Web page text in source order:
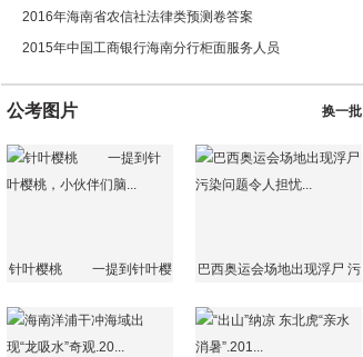
2016年海南省农信社法律类预测卷答案
2015年中国工商银行海南分行柜面服务人员
公考图片 换一批
针叶樱桃 一提到针叶樱
巴西奥运会场地出现浮尸 污